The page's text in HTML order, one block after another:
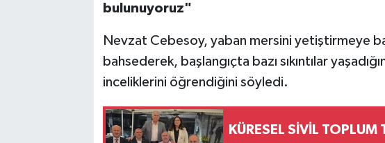
bulunuyoruz"
Nevzat Cebesoy, yaban mersini yetiştirmeye
bahsederek, başlangıçta bazı sıkıntılar
inceliklerini öğrendiğini söyledi.
KÜRESEL SİVİL TOPLUM